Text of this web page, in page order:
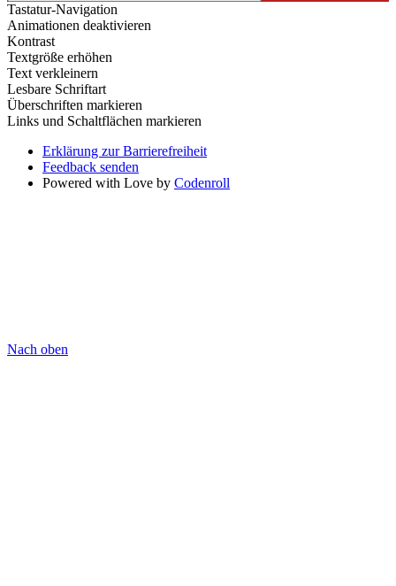
Tastatur-Navigation
Animationen deaktivieren
Kontrast
Textgröße erhöhen
Text verkleinern
Lesbare Schriftart
Überschriften markieren
Links und Schaltflächen markieren
Erklärung zur Barrierefreiheit
Feedback senden
Powered with Love by Codenroll
Nach oben